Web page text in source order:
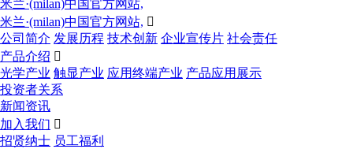
米兰·(milan)中国官方网站,
米兰·(milan)中国官方网站, 
公司简介 发展历程 技术创新 企业宣传片 社会责任
产品介绍 
光学产业 触显产业 应用终端产业 产品应用展示
投资者关系
新闻资讯
加入我们 
招贤纳士 员工福利